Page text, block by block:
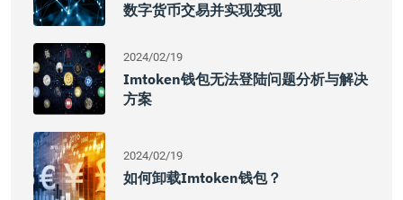
数字货币交易并实现变现
2024/02/19
Imtoken钱包无法登陆问题分析与解决
方案
2024/02/19
如何卸载imtoken钱包？